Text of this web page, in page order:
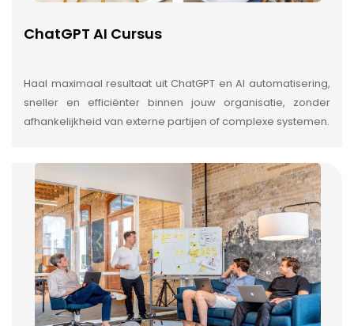
ChatGPT AI Cursus
Haal maximaal resultaat uit ChatGPT en AI automatisering,
sneller en efficiënter binnen jouw organisatie, zonder
afhankelijkheid van externe partijen of complexe systemen.